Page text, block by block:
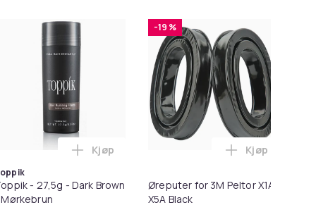
Scalp & Controls Excess Oil i handlekurven
8 deler Xiaomi Roborock S5 Max/S6 Pure/S6 MAXV/S50/
- 27,5g - Dark Brown
Legg Toppik - 27,5g - Dark Brown -
Kjøp
-19 %
Øreputer for 3M Peltor X1A-
X5A Black
Legg
Kjøp